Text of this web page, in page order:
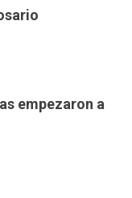
empezaron a